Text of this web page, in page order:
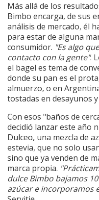
Más allá de los
Bimbo encarga, de sus
análisis de mercado, él
para estar de alguna
consumidor. "Es algo
contacto con la gente".
el bagel es tema de
donde su pan es el
almuerzo, o en
tostadas en desayunos
Con esos "baños de
decidió lanzar este año
Dulceo, una mezcla de
estevia, que no solo
sino que ya venden de
marca propia.
dulce Bimbo bajamos
azúcar e incorporamos